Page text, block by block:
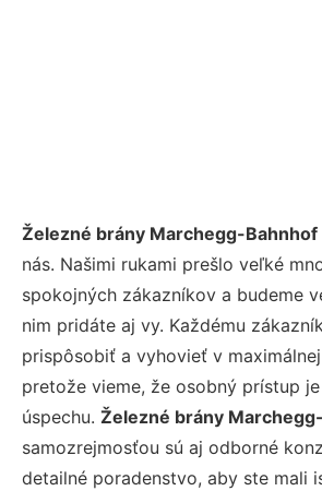
Železné brány Marchegg-Bahnhof
nás. Našimi rukami prešlo veľké
spokojných zákazníkov a budeme
nim pridáte aj vy. Každému
prispôsobiť a vyhovieť v
pretože vieme, že osobný prístup
úspechu. Železné brány
samozrejmosťou sú aj odborné
detailné poradenstvo, aby ste mali